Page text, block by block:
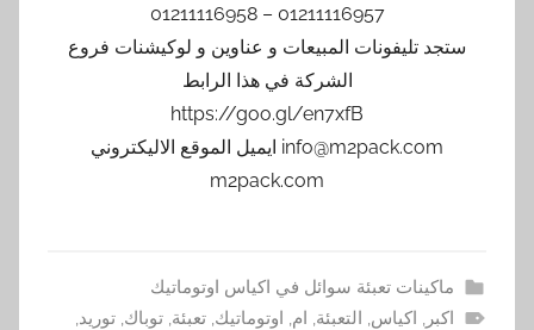
01211116957 – 01211116958
ستجد تليفونات المبيعات و عناوين و لوكيشنات فروع
الشركة في هذا الرابط
https://goo.gl/en7xfB
info@m2pack.com ايميل الموقع الاليكتروني
m2pack.com
ماكينات تعبئة سوائل في اكياس اوتوماتيك
اكبر, اكياس, التعبئة, ام, اوتوماتيك,تعبئة,توباك,توريد,